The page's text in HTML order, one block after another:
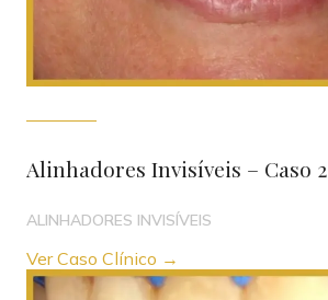
Alinhadores Invisíveis – Caso 2
ALINHADORES INVISÍVEIS
Ver Caso Clínico →